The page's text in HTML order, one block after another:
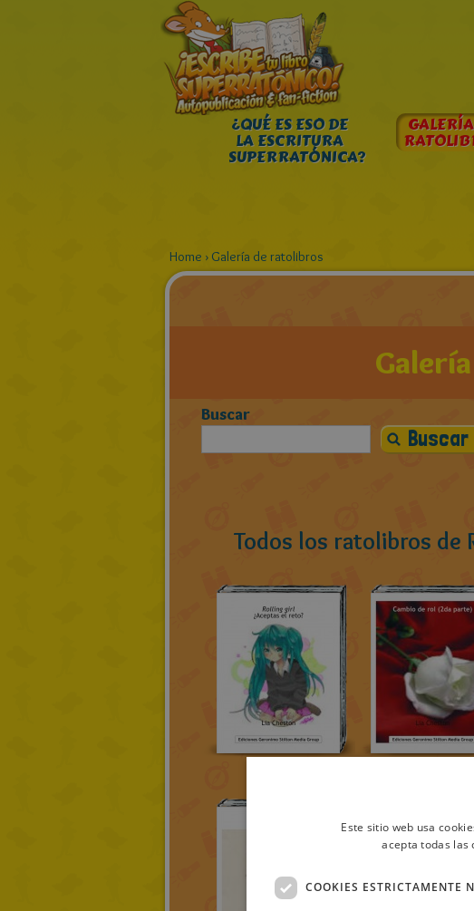
¿QUÉ ES ESO DE
LA ESCRITURA
SUPERRATÓNICA?
Home › Galería de ratolibros
Buscar
Todos los ratolibros de
Este sitio web usa
acepta todas las
COOKIES ESTRICTAMENTE